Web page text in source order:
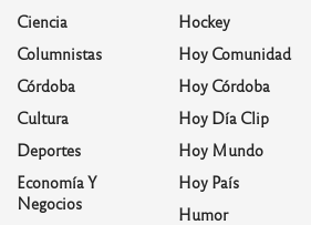
Ciencia
Columnistas
Córdoba
Cultura
Deportes
Economía Y
Negocios
Hockey
Hoy Comunidad
Hoy Córdoba
Hoy Día Clip
Hoy Mundo
Hoy País
Humor